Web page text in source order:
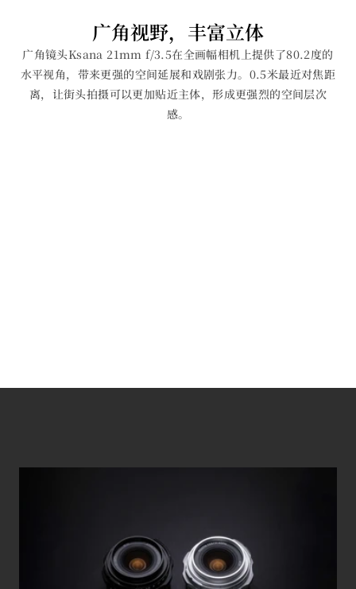
广角视野，丰富立体
广角镜头Ksana 21mm f/3.5在全画幅相机上提供了80.2度的
水平视角，带来更强的空间延展和戏剧张力。0.5米最近对焦距
离，让街头拍摄可以更加贴近主体，形成更强烈的空间层次
感。